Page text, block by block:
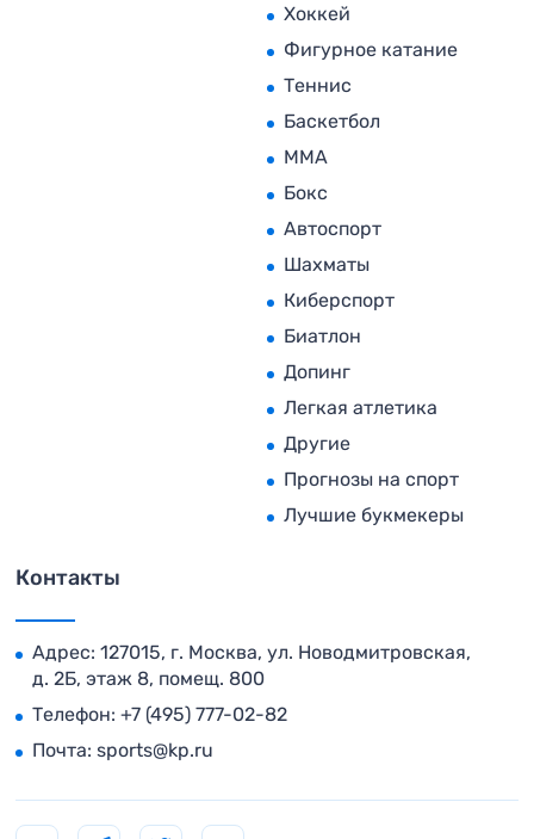
Хоккей
Фигурное катание
Теннис
Баскетбол
MMA
Бокс
Автоспорт
Шахматы
Киберспорт
Биатлон
Допинг
Легкая атлетика
Другие
Прогнозы на спорт
Лучшие букмекеры
Контакты
Адрес: 127015, г. Москва, ул. Новодмитровская,
д. 2Б, этаж 8, помещ. 800
Телефон: +7 (495) 777-02-82
Почта: sports@kp.ru